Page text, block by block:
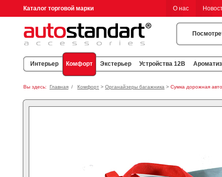
Каталог торговой марки О нас
Интерьер Комфорт Экстерьер Устройства 12В
Вы здесь: Главная / Комфорт > Органайзеры багажника > Сумка дорожная